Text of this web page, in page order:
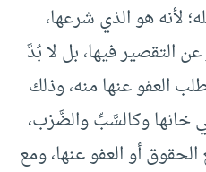
لأنه هو الذي شرعها،
التقصير فيها، بل لا بُدَّ
العفو عنها منه، وذلك
خانها وكالسَّبِّ والضَّرْب،
أو العفو عنها، ومع